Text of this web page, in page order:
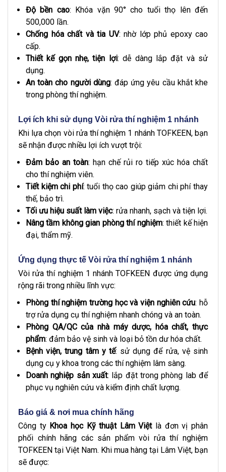
Độ bền cao: Khóa vặn 90° cho tuổi thọ lên đến
500,000 lần.
Chống hóa chất và tia UV: nhờ lớp phủ epoxy cao
cấp.
Thiết kế gọn nhẹ, tiện lợi: dễ dàng lắp đặt và sử
dụng.
An toàn cho người dùng: đáp ứng yêu cầu khắt khe
trong phòng thí nghiệm.
Lợi ích khi sử dụng Vòi rửa thí nghiệm 1 nhánh
Khi lựa chọn vòi rửa thí nghiệm 1 nhánh TOFKEEN, bạn
sẽ nhận được nhiều lợi ích vượt trội:
Đảm bảo an toàn: hạn chế rủi ro tiếp xúc hóa chất
cho thí nghiệm viên.
Tiết kiệm chi phí: tuổi thọ cao giúp giảm chi phí thay
thế, bảo trì.
Tối ưu hiệu suất làm việc: rửa nhanh, sạch và tiện lợi.
Nâng tầm không gian phòng thí nghiệm: thiết kế hiện
đại, thẩm mỹ.
Ứng dụng thực tế Vòi rửa thí nghiệm 1 nhánh
Vòi rửa thí nghiệm 1 nhánh TOFKEEN được ứng dụng
rộng rãi trong nhiều lĩnh vực:
Phòng thí nghiệm trường học và viện nghiên cứu: hỗ
trợ rửa dụng cụ thí nghiệm nhanh chóng và an toàn.
Phòng QA/QC của nhà máy dược, hóa chất, thực
phẩm: đảm bảo vệ sinh và loại bỏ tồn dư hóa chất.
Bệnh viện, trung tâm y tế: sử dụng để rửa, vệ sinh
dụng cụ y khoa trong các thí nghiệm lâm sàng.
Doanh nghiệp sản xuất: lắp đặt trong phòng lab để
phục vụ nghiên cứu và kiểm định chất lượng.
Báo giá & nơi mua chính hãng
Công ty Khoa học Kỹ thuật Lâm Việtlà đơn vị phân
phối chính hãng các sản phẩm vòi rửa thí nghiệm
TOFKEEN tại Việt Nam. Khi mua hàng tại Lâm Việt, bạn
sẽ được: